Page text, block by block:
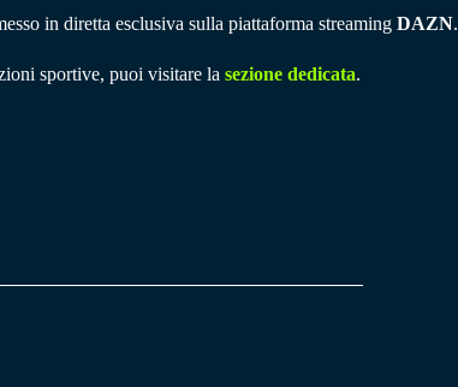
in diretta esclusiva sulla piattaforma streaming DAZN.
sportive, puoi visitare la sezione dedicata.